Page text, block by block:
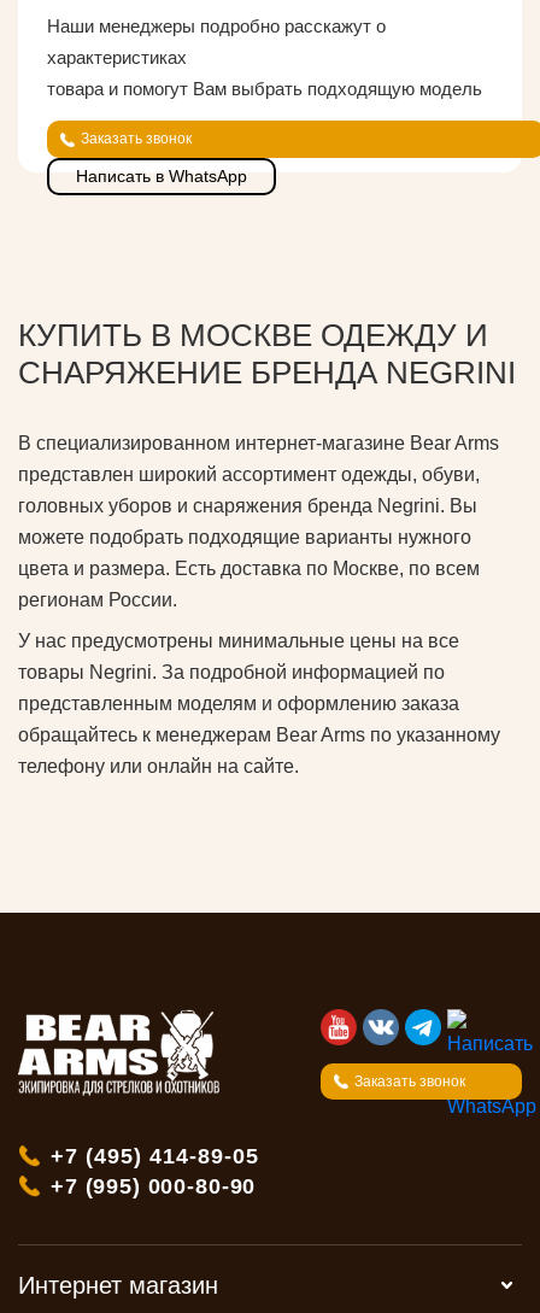
Наши менеджеры подробно расскажут о
характеристиках
товара и помогут Вам выбрать подходящую модель
Заказать звонок
Написать в WhatsApp
КУПИТЬ В МОСКВЕ ОДЕЖДУ И
СНАРЯЖЕНИЕ БРЕНДА NEGRINI
В специализированном интернет-магазине Bear Arms
представлен широкий ассортимент одежды, обуви,
головных уборов и снаряжения бренда Negrini. Вы
можете подобрать подходящие варианты нужного
цвета и размера. Есть доставка по Москве, по всем
регионам России.
У нас предусмотрены минимальные цены на все
товары Negrini. За подробной информацией по
представленным моделям и оформлению заказа
обращайтесь к менеджерам Bear Arms по указанному
телефону или онлайн на сайте.
Заказать звонок
+7 (495) 414-89-05
+7 (995) 000-80-90
Интернет магазин